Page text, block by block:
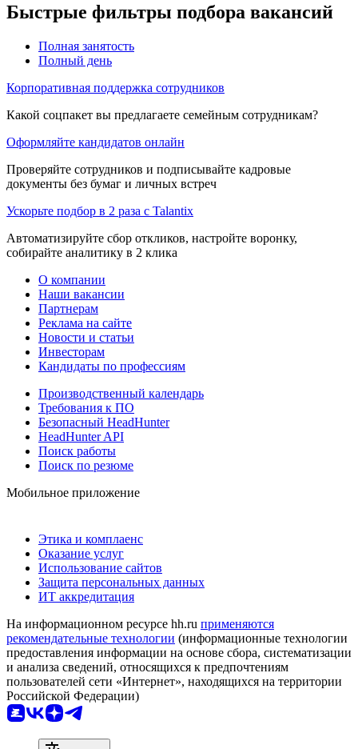
Быстрые фильтры подбора вакансий
Полная занятость
Полный день
Корпоративная поддержка сотрудников
Какой соцпакет вы предлагаете семейным сотрудникам?
Оформляйте кандидатов онлайн
Проверяйте сотрудников и подписывайте кадровые
документы без бумаг и личных встреч
Ускорьте подбор в 2 раза с Talantix
Автоматизируйте сбор откликов, настройте воронку,
собирайте аналитику в 2 клика
О компании
Наши вакансии
Партнерам
Реклама на сайте
Новости и статьи
Инвесторам
Кандидаты по профессиям
Производственный календарь
Требования к ПО
Безопасный HeadHunter
HeadHunter API
Поиск работы
Поиск по резюме
Мобильное приложение
Этика и комплаенс
Оказание услуг
Использование сайтов
Защита персональных данных
ИТ аккредитация
На информационном ресурсе hh.ru применяются
рекомендательные технологии (информационные технологии
предоставления информации на основе сбора, систематизации
и анализа сведений, относящихся к предпочтениям
пользователей сети «Интернет», находящихся на территории
Российской Федерации)